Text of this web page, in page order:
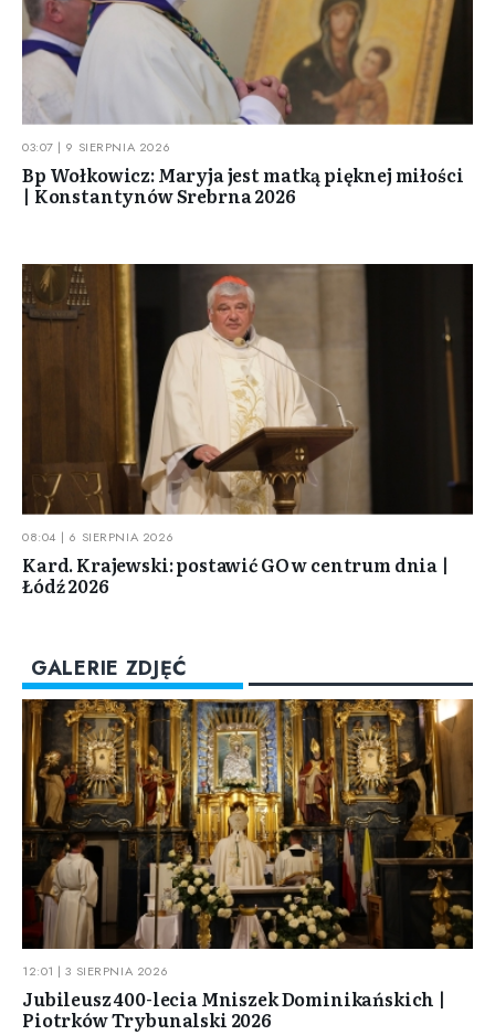
03:07 | 9 SIERPNIA 2026
Bp Wołkowicz: Maryja jest matką pięknej miłości
| Konstantynów Srebrna 2026
08:04 | 6 SIERPNIA 2026
Kard. Krajewski: postawić GO w centrum dnia |
Łódź 2026
GALERIE ZDJĘĆ
12:01 | 3 SIERPNIA 2026
Jubileusz 400-lecia Mniszek Dominikańskich |
Piotrków Trybunalski 2026